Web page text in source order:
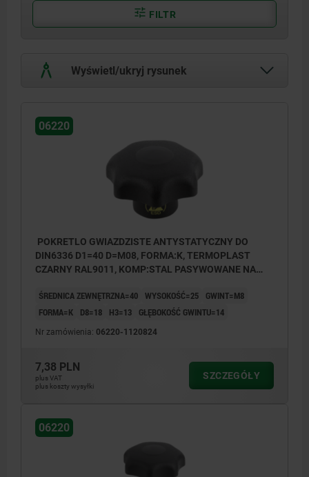
FILTR
Wyświetl/ukryj rysunek
Forma K: tuleja gwintowana, z pokrywą
Forma L: gwint zewnętrzny
06220
POKRETLO GWIAZDZISTE ANTYSTATYCZNY DO
DIN6336 D1=40 D=M08, FORMA:K, TERMOPLAST
CZARNY RAL9011, KOMP:STAL PASYWOWANE NA
ŚREDNICA ZEWNĘTRZNA=40 WYSOKOŚĆ=25
GWINT=M8
FORMA=K
D8=18 H3=13 GŁĘBOKOŚĆ GWINTU=14
Nr zamówienia: 06220-1120824
7,38 PLN
plus VAT
plus koszty wysyłki
SZCZEGÓŁY
06220